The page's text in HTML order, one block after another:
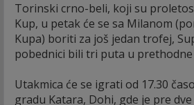
Torinski crno-beli, koji su
Kup, u petak će se sa Milanom
Kupa) boriti za još jedan trofej,
pobednici bili tri puta u
Utakmica će se igrati od 17.30
gradu Katara, Dohi, gde je pre